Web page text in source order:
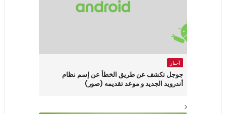
أخبار
جوجل تكشف عن طريق الخطأ عن إسم نظام
أندرويد الجديد و موعد تقديمه (صور)